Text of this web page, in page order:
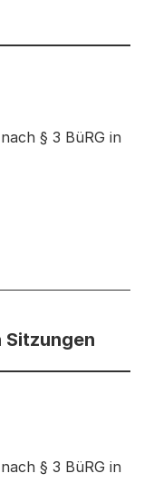
§ 3 BüRG in
Sitzungen
Informationen
§ 3 BüRG in